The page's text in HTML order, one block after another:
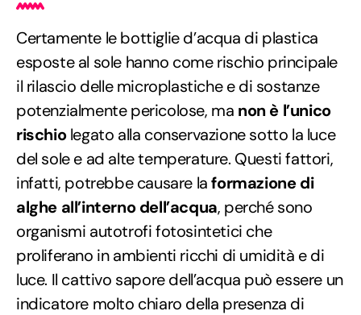
Certamente le bottiglie d’acqua di plastica
esposte al sole hanno come rischio principale
il rilascio delle microplastiche e di sostanze
potenzialmente pericolose, ma non è l’unico
rischiolegato alla conservazione sotto la luce
del sole e ad alte temperature. Questi fattori,
infatti, potrebbe causare laformazione di
alghe all’interno dell’acqua, perché sono
organismi autotrofi fotosintetici che
proliferano in ambienti ricchi di umidità e di
luce. Il cattivo sapore dell’acqua può essere un
indicatore molto chiaro della presenza di